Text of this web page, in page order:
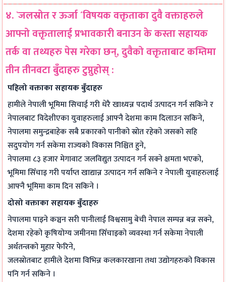
४. `जलस्रोत र ऊर्जा ´विषयक वक्तृताका दुवै वक्ताहरुले
आफ्नो वक्तृतालाई प्रभावकारी बनाउन के कस्ता सहायक
तर्क वा तथ्यहरु पेस गरेका छन्, दुवैको वक्तृताबाट कम्तिमा
तीन तीनवटा बुँदाहरु टुप्नुहोस् :
पहिलो वक्ताका सहायक बुँदाहरु
हामीले नेपाली भूमिमा सिचाई गरी धेरै खाध्यन्न पदार्थ उत्पादन गर्न सकिने र
नेपालबाट विदेशीएका युवाहरुलाई आफ्नै देशमा काम दिलाउन सकिने,
नेपालमा समुन्द्रबाहेक सबै प्रकारको पानीको स्रोत रहेको जसको सहि
सदुपयोग गर्न सकेमा राज्यको विकास निश्चित हुने,
नेपालमा ८३ हजार मेगावाट जलविद्युत उत्पादन गर्न सक्ने क्षमता भएको,
भूमिमा सिँचाइ गरी पर्याप्त खाद्यान्न उत्पादन गर्न सकिने र नेपाली युवाहरुलाई
आफ्नै भूमिमा काम दिन सकिने ।
दोसो वक्ताका सहायक बुँदाहरु
नेपालमा पाइने कञ्चन सरी पानीलाई विश्वसामु बेची नेपाल सम्पन्न बन्न सक्ने,
देशमा रहेको कृषियोग्य जमीनमा सिँचाइको व्यवस्था गर्न सकेमा नेपाली
अर्थतन्त्रको मुहार फेरिने,
जलस्रोतबाट हामीले देशमा विभिन्न कलकारखाना तथा उद्योगहरुको विकास
पनि गर्न सकिने ।